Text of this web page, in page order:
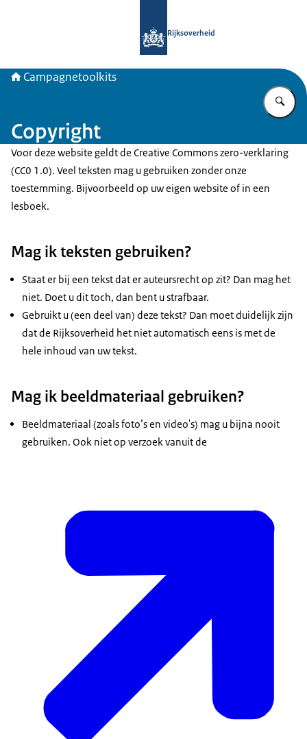
Rijksoverheid
Campagnetoolkits
Copyright
Voor deze website geldt de Creative Commons zero-verklaring
(CC0 1.0). Veel teksten mag u gebruiken zonder onze
toestemming. Bijvoorbeeld op uw eigen website of in een
lesboek.
Mag ik teksten gebruiken?
Staat er bij een tekst dat er auteursrecht op zit? Dan mag het
niet. Doet u dit toch, dan bent u strafbaar.
Gebruikt u (een deel van) deze tekst? Dan moet duidelijk zijn
dat de Rijksoverheid het niet automatisch eens is met de
hele inhoud van uw tekst.
Mag ik beeldmateriaal gebruiken?
Beeldmateriaal (zoals foto’s en video's) mag u bijna nooit
gebruiken. Ook niet op verzoek vanuit de